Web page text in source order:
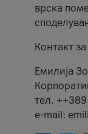
врска
Контакт
Емилија
тел.
e-mail: